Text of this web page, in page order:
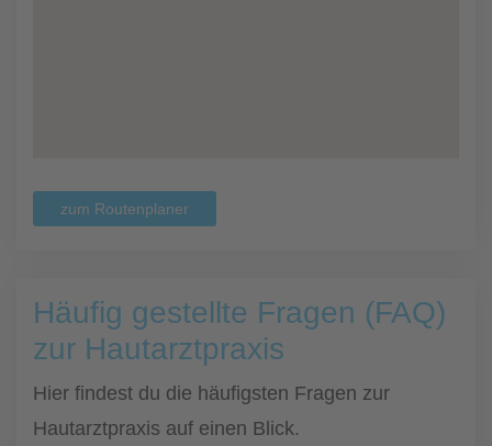
zum Routenplaner
Häufig gestellte Fragen (FAQ)
zur Hautarztpraxis
Hier findest du die häufigsten Fragen zur
Hautarztpraxis auf einen Blick.